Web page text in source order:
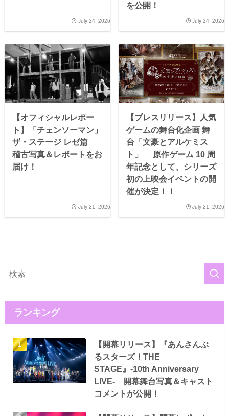
July 24, 2026
を公開！
July 24, 2026
【オフィシャルレポー
ト】「チェンソーマン」
ザ・ステージ レゼ篇
稽古写真＆レポートをお
届け！
July 21, 2026
【プレスリリース】人気
ゲームの舞台化企画 舞
台「文豪とアルケミス
ト」 原作ゲーム 10 周
年記念として、シリーズ
初の上映会イベントの開
催が決定！！
July 21, 2026
ランキング
【開幕リリース】『あんさんぶ
るスターズ！THE
STAGE』-10th Anniversary
LIVE- 開幕舞台写真＆キャスト
コメントが公開！